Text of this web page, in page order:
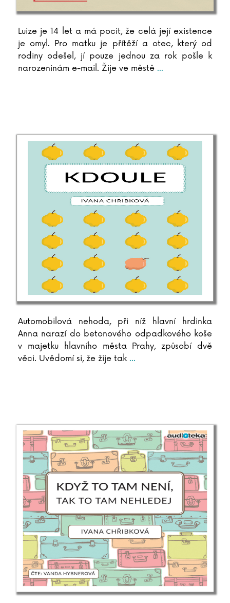
Antoine de Saint-Exupéry
Lara Dearmanová
Ester Demjanová
Jutta Diekmann
Zbigniew Dobosz
Zuzana Dodoková
Miroslav Dub
Adolf Dudek
Radovan Dunaj
Ana Duša
Jiří Dvořák
Helena Dvořáková
Emilia Dziubaková
Elke Eder
Suzanne Edwards
Dave Eggers
C. David Elias
Andrea Elsnerová
Scilla Elworthy
John Farndon
Elena Ferrante
Marieke Ferrari
Lion Feuchtwanger
Martina Floßdorf
Miloš Forman
Ladislav Frej
Sebestian Frenzel
Vasil Fridrich
Ivana Führmann Vízdalová
Ladislav Fuks
Vladimír Fuksa
Pavla Gajdošíková
Jana Ganseforth
Kristina Gehrmann
Aňa Geislerová
Maike Geller
Luize je 14 let a má pocit, že celá její existence
je omyl. Pro matku je přítěží a otec, který od
rodiny odešel, jí pouze jednou za rok pošle k
narozeninám e-mail. Žije ve městě ...
Automobilová nehoda, při níž hlavní hrdinka
Anna narazí do betonového odpadkového koše
v majetku hlavního města Prahy, způsobí dvě
věci. Uvědomí si, že žije tak...